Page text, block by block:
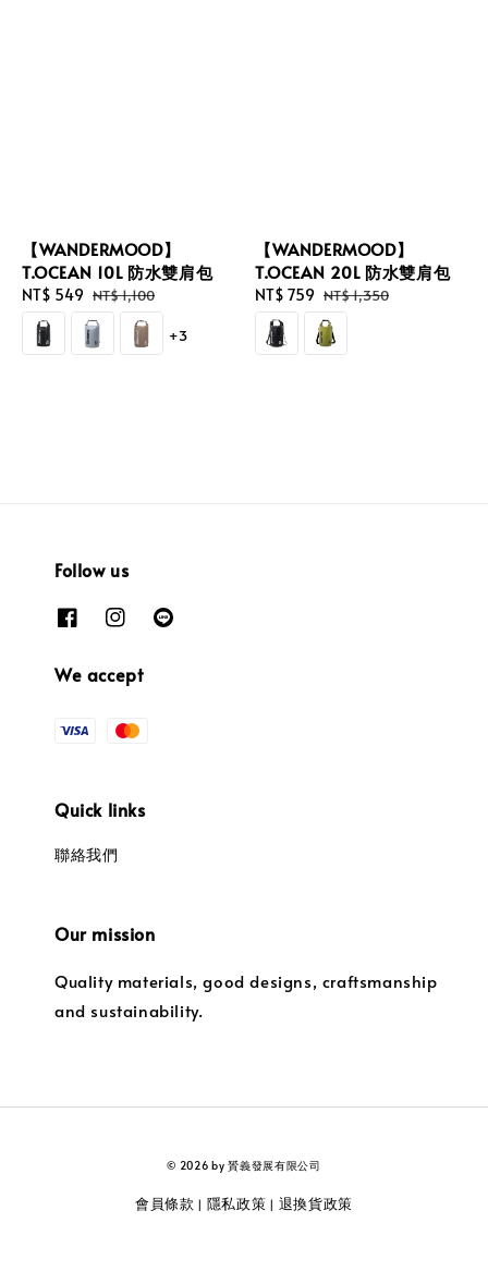
【WANDERMOOD】
T.OCEAN 10L 防水雙肩包
Sale
price
NT$ 549 Regular
price
NT$ 1,100
+3
【WANDERMOOD】
T.OCEAN 20L 防水雙肩包
Sale
price
NT$ 759 Regular
price
NT$ 1,350
Follow us
We accept
Quick links
聯絡我們
Our mission
Quality materials, good designs, craftsmanship
and sustainability.
© 2026 by 贇義發展有限公司
會員條款 | 隱私政策 | 退換貨政策